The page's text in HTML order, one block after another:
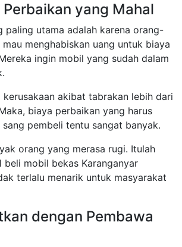
Perbaikan yang Mahal
paling utama adalah karena orang-
menghabiskan uang untuk biaya
ingin mobil yang sudah dalam
kerusakaan akibat tabrakan lebih dari
biaya perbaikan yang harus
pembeli tentu sangat banyak.
orang yang merasa rugi. Itulah
beli mobil bekas Karanganyar
terlalu menarik untuk masyarakat
dengan Pembawa